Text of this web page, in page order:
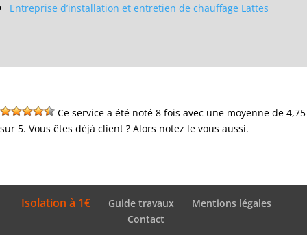
Entreprise d’installation et entretien de chauffage Lattes
Ce service a été noté 8 fois avec une moyenne de 4,75
sur 5. Vous êtes déjà client ? Alors notez le vous aussi.
Isolation à 1€ Guide travaux
Mentions légales
Contact